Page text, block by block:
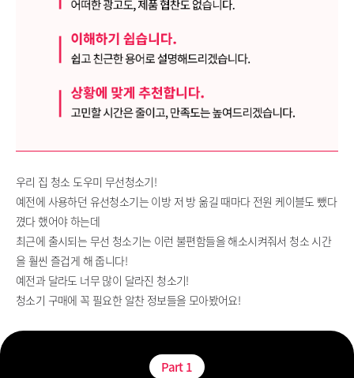
우리 집 청소 도우미 무선청소기!
예전에 사용하던 유선청소기는 이방 저 방 옮길 때마다 전원 케이블도 뺐다
꼈다 했어야 하는데
최근에 출시되는 무선 청소기는 이런 불편함들을 해소시켜줘서 청소 시간
을 훨씬 즐겁게 해 줍니다!
예전과 달라도 너무 많이 달라진 청소기!
청소기 구매에 꼭 필요한 알찬 정보들을 모아봤어요!
Part1